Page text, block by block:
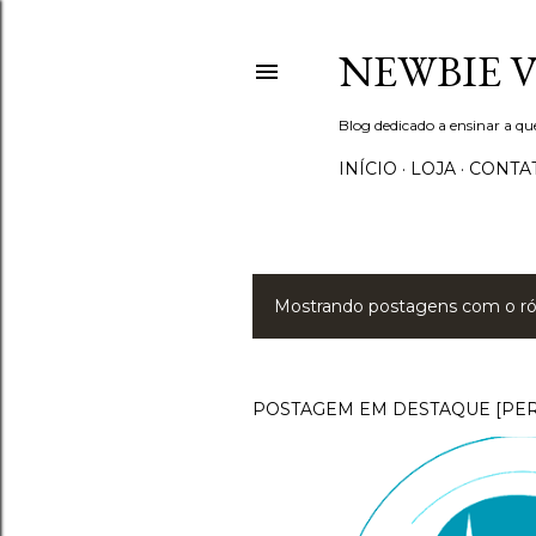
NEWBIE
Blog dedicado a ensinar a
INÍCIO LOJA
P
s
Mostrando postagens com o
POSTAGEM EM DESTAQUE